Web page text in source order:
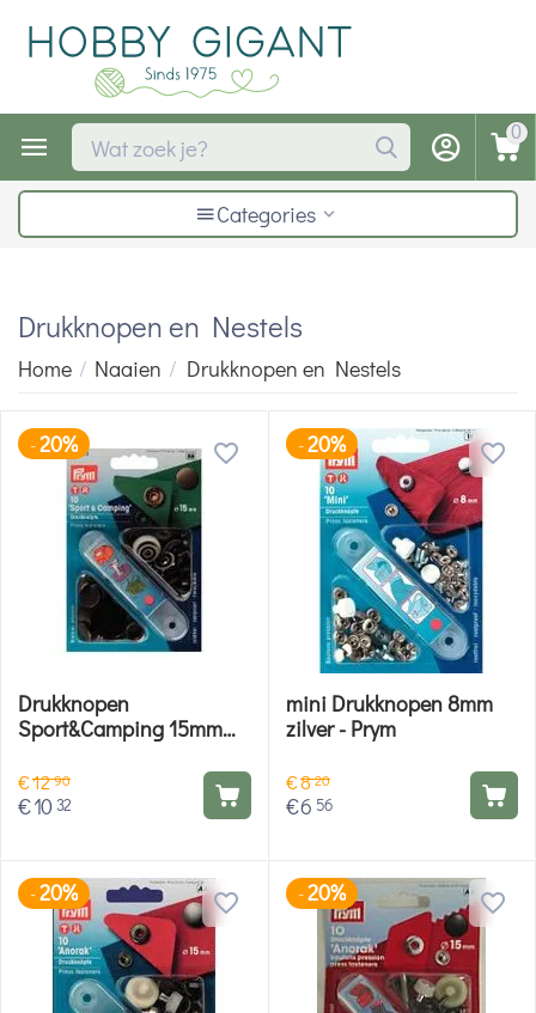
0
Categories
Drukknopen en Nestels
Home / Naaien / Drukknopen en Nestels
-20%
Drukknopen
Sport&Camping 15mm
€1290
€10 32
-20%
mini Drukknopen 8mm
zilver - Prym
€820
€6 56
-20% -20%